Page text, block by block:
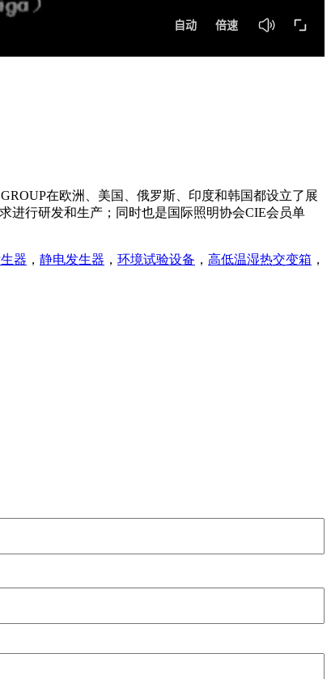
在欧洲、美国、俄罗斯、印度和韩国都设立了展
进行研发和生产；同时也是国际照明协会CIE会员单
器 ， 静电发生器 ， 环境试验设备 ， 高低温湿热交变箱 ，